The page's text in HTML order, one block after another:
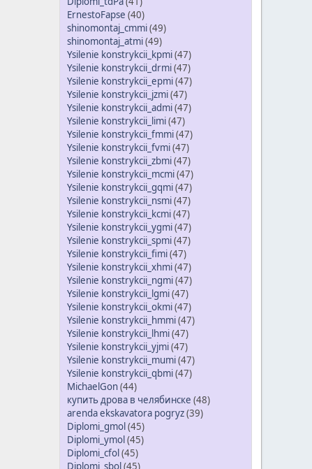
ErnestoFapse (40)
shinomontaj_cmmi(49)
shinomontaj_atmi(49)
Ysilenie konstrykcii_kpmi(47)
Ysilenie konstrykcii_drmi(47)
Ysilenie konstrykcii_epmi(47)
Ysilenie konstrykcii_jzmi(47)
Ysilenie konstrykcii_admi(47)
Ysilenie konstrykcii_limi(47)
Ysilenie konstrykcii_fmmi(47)
Ysilenie konstrykcii_fvmi(47)
Ysilenie konstrykcii_zbmi(47)
Ysilenie konstrykcii_mcmi(47)
Ysilenie konstrykcii_gqmi(47)
Ysilenie konstrykcii_nsmi(47)
Ysilenie konstrykcii_kcmi(47)
Ysilenie konstrykcii_ygmi(47)
Ysilenie konstrykcii_spmi(47)
Ysilenie konstrykcii_fimi(47)
Ysilenie konstrykcii_xhmi(47)
Ysilenie konstrykcii_ngmi(47)
Ysilenie konstrykcii_lgmi(47)
Ysilenie konstrykcii_okmi(47)
Ysilenie konstrykcii_hmmi(47)
Ysilenie konstrykcii_lhmi(47)
Ysilenie konstrykcii_yjmi(47)
Ysilenie konstrykcii_mumi(47)
Ysilenie konstrykcii_qbmi(47)
MichaelGon(44)
купить дрова в челябинске (48)
arenda ekskavatora pogryz(39)
Diplomi_gmol (45)
Diplomi_ymol (45)
Diplomi_cfol (45)
Diplomi_sbol (45)